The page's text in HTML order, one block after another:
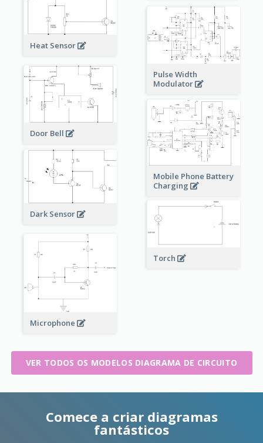
Heat Sensor
Pulse Width
Modulator
Door Bell
Mobile Phone Battery
Charging
Dark Sensor
Torch
Microphone
VER TODOS OS MODELOS DIAGRAMA DE CIRCUITO
Comece a criar diagramas
fantásticos